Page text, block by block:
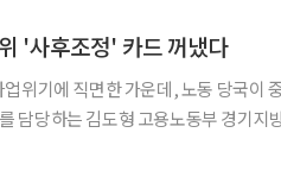
'사후조정' 카드 꺼냈다
위기에 직면한 가운데, 노동 당국이 중재
담당하는 김도형 고용노동부 경기지